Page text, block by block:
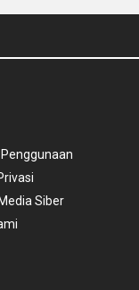
Siber